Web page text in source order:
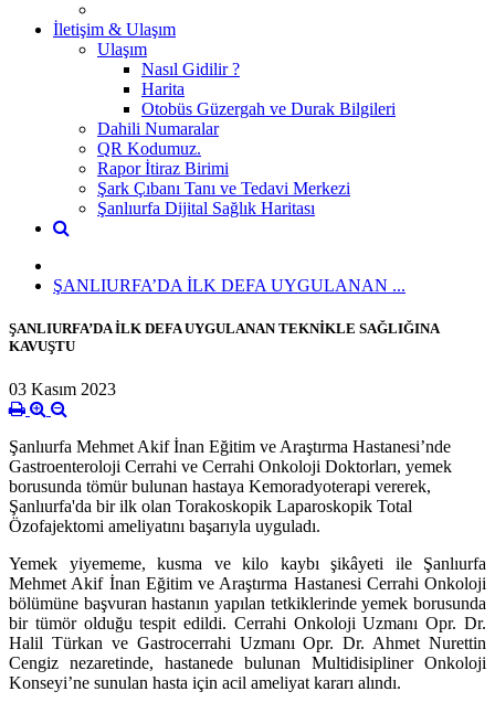
İletişim & Ulaşım
Ulaşım
Nasıl Gidilir ?
Harita
Otobüs Güzergah ve Durak Bilgileri
Dahili Numaralar
QR Kodumuz.
Rapor İtiraz Birimi
Şark Çıbanı Tanı ve Tedavi Merkezi
Şanlıurfa Dijital Sağlık Haritası
ŞANLIURFA’DA İLK DEFA UYGULANAN ...
ŞANLIURFA’DA İLK DEFA UYGULANAN TEKNİKLE SAĞLIĞINA
KAVUŞTU
03 Kasım 2023
Şanlıurfa Mehmet Akif İnan Eğitim ve Araştırma Hastanesi’nde
Gastroenteroloji Cerrahi ve Cerrahi Onkoloji Doktorları, yemek
borusunda tömür bulunan hastaya Kemoradyoterapi vererek,
Şanlıurfa'da bir ilk olan Torakoskopik Laparoskopik Total
Özofajektomi ameliyatını başarıyla uyguladı.
Yemek yiyememe, kusma ve kilo kaybı şikâyeti ile Şanlıurfa
Mehmet Akif İnan Eğitim ve Araştırma Hastanesi Cerrahi Onkoloji
bölümüne başvuran hastanın yapılan tetkiklerinde yemek borusunda
bir tümör olduğu tespit edildi. Cerrahi Onkoloji Uzmanı Opr. Dr.
Halil Türkan ve Gastrocerrahi Uzmanı Opr. Dr. Ahmet Nurettin
Cengiz nezaretinde, hastanede bulunan Multidisipliner Onkoloji
Konseyi’ne sunulan hasta için acil ameliyat kararı alındı.